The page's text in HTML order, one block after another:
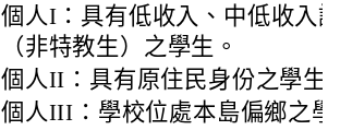
個人I：具有低收入、中低收入
（非特教生）之學生。
個人II：具有原住民身份之學生
個人III：學校位處本島偏鄉之